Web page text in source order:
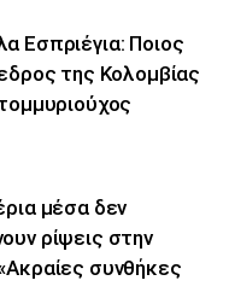
Εσπριέγια: Ποιος
της Κολομβίας
μέσα δεν
ρίψεις στην
συνθήκες